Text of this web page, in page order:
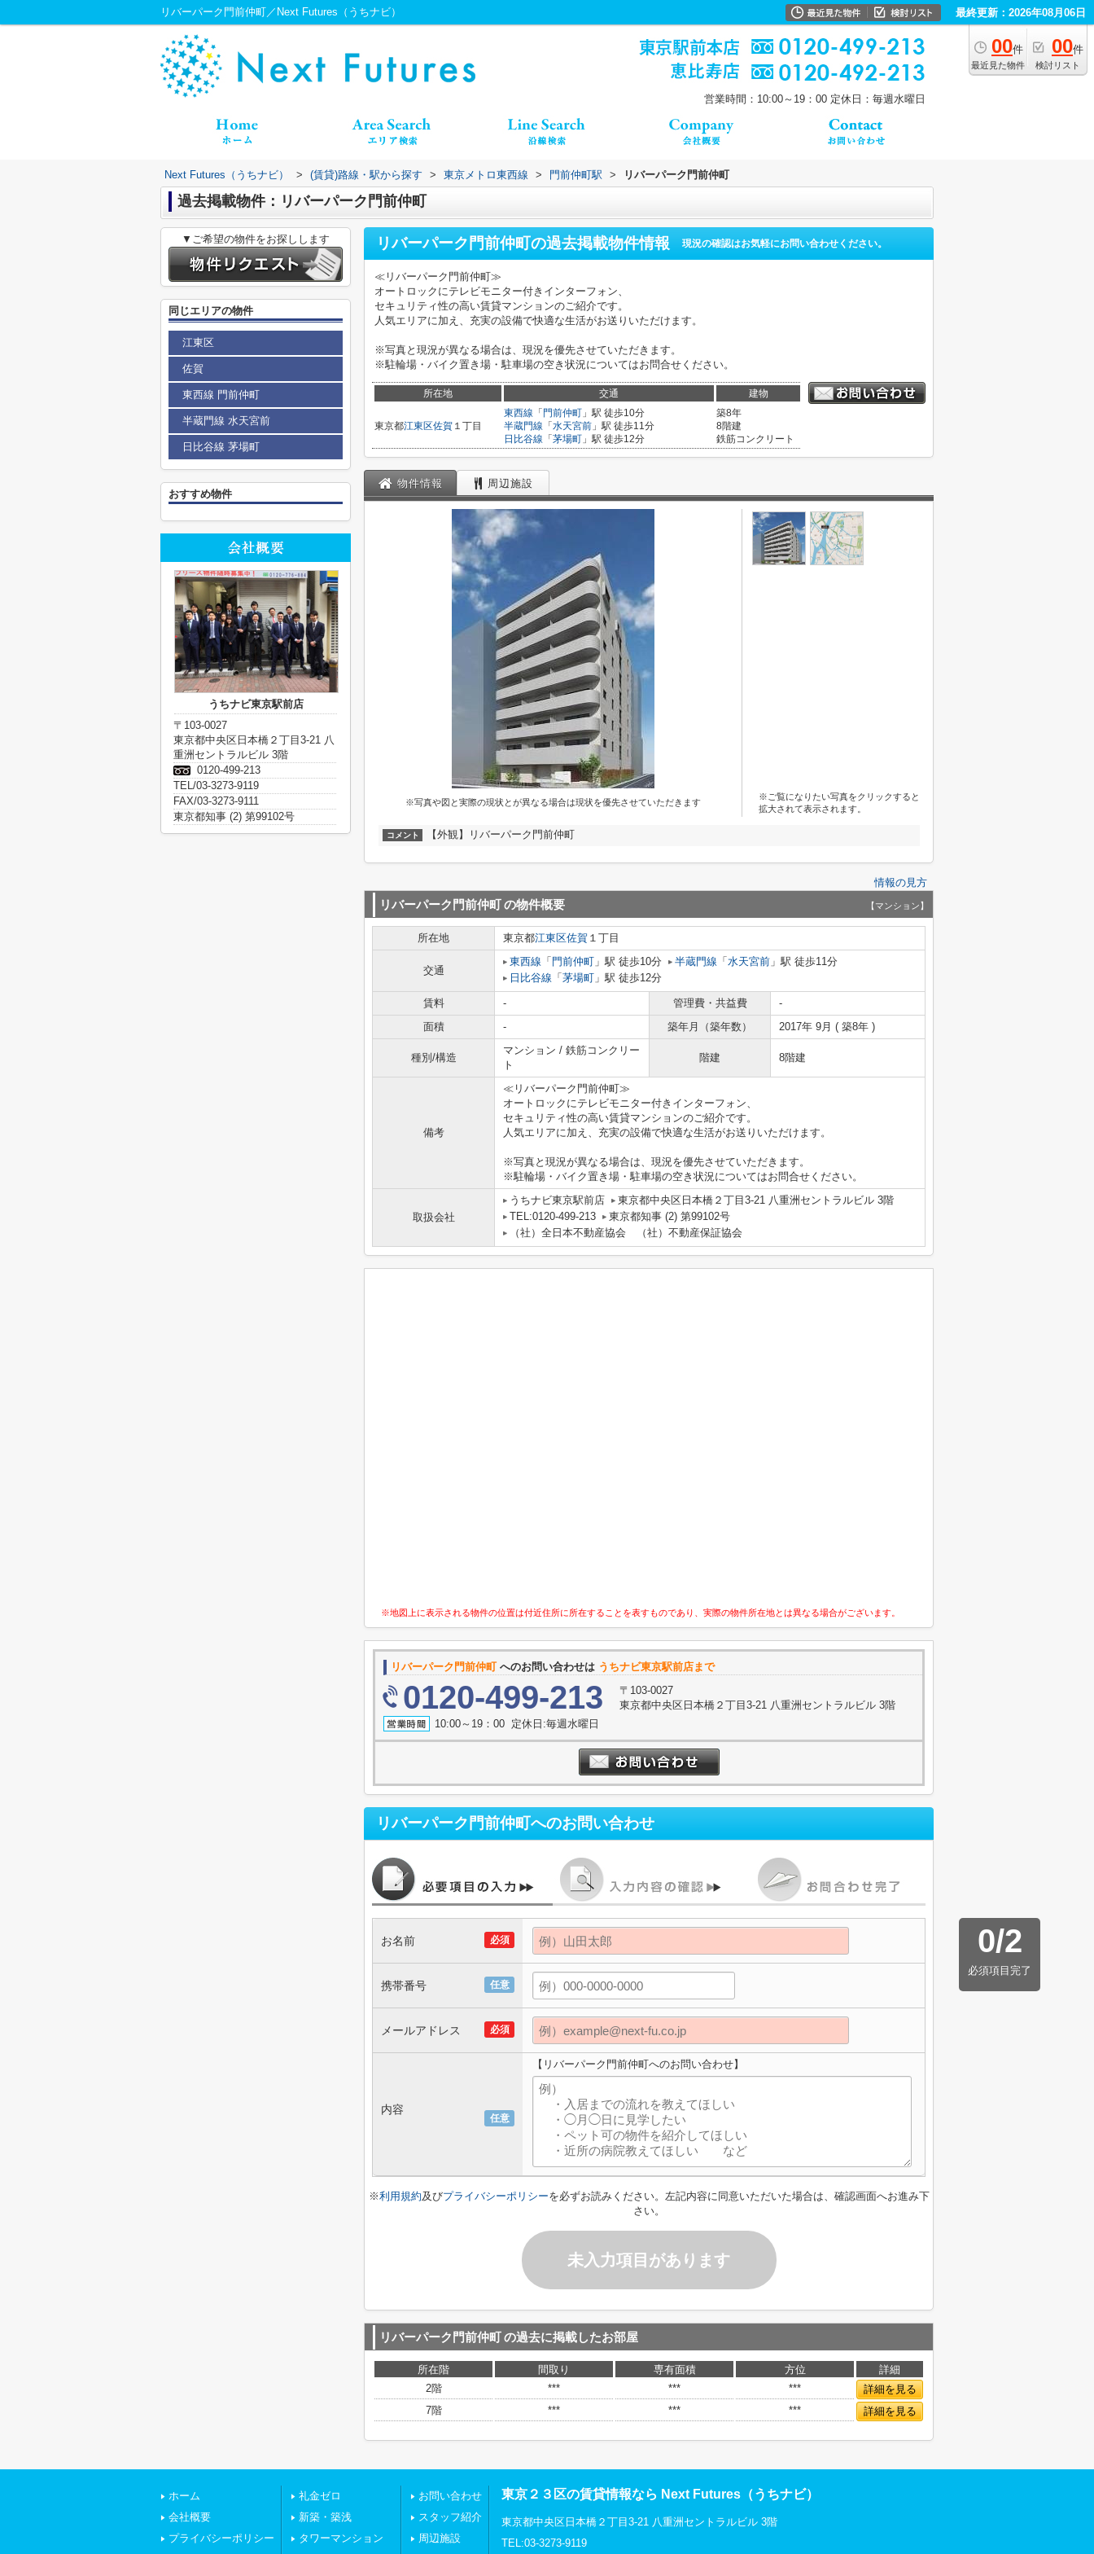
リバーパーク門前仲町／Next Futures（うちナビ） 最終更新：2026年08月06日
00件
最近見た物件
00件
検討リスト
営業時間：10:00～19：00 定休日：毎週水曜日
Next Futures（うちナビ） > (賃貸)路線・駅から探す > 東京メトロ東西線 > 門前仲町駅 > リバーパーク門前仲町
過去掲載物件：リバーパーク門前仲町
リバーパーク門前仲町の過去掲載物件情報 現況の確認はお気軽にお問い合わせください。
≪リバーパーク門前仲町≫
オートロックにテレビモニター付きインターフォン、
セキュリティ性の高い賃貸マンションのご紹介です。
人気エリアに加え、充実の設備で快適な生活がお送りいただけます。
※写真と現況が異なる場合は、現況を優先させていただきます。
※駐輪場・バイク置き場・駐車場の空き状況についてはお問合せください。
所在地 交通 建物
東京都江東区佐賀 １丁目
東西線 「 門前仲町 」駅 徒歩10分
半蔵門線 「 水天宮前 」駅 徒歩11分
日比谷線 「 茅場町 」駅 徒歩12分
築8年
8階建
鉄筋コンクリート
物件情報 周辺施設
※写真や図と実際の現状とが異なる場合は現状を優先させていただきます
※ご覧になりたい写真をクリックすると
拡大されて表示されます。
コメント 【外観】リバーパーク門前仲町
情報の見方
リバーパーク門前仲町の物件概要 【マンション】
所在地 東京都江東区佐賀 １丁目
交通
東西線 「 門前仲町 」駅 徒歩10分 半蔵門線 「 水天宮前 」駅 徒歩11分
日比谷線 「 茅場町 」駅 徒歩12分
賃料 - 管理費・共益費
-
面積
- 築年月（築年数） 2017年 9月 ( 築8年 )
種別/構造
マンション / 鉄筋コンクリー
ト
階建 8階建
備考
≪リバーパーク門前仲町≫
オートロックにテレビモニター付きインターフォン、
セキュリティ性の高い賃貸マンションのご紹介です。
人気エリアに加え、充実の設備で快適な生活がお送りいただけます。
※写真と現況が異なる場合は、現況を優先させていただきます。
※駐輪場・バイク置き場・駐車場の空き状況についてはお問合せください。
取扱会社
うちナビ東京駅前店
東京都中央区日本橋２丁目3-21 八重洲セントラルビル 3階
TEL:0120-499-213
東京都知事 (2) 第99102号
（社）全日本不動産協会 （社）不動産保証協会
※地図上に表示される物件の位置は付近住所に所在することを表すものであり、実際の物件所在地とは異なる場合がございます。
リバーパーク門前仲町へのお問い合わせは うちナビ東京駅前店まで
0120-499-213
〒103-0027
東京都中央区日本橋２丁目3-21 八重洲セントラルビル 3階
10:00～19：00 定休日:毎週水曜日
リバーパーク門前仲町へのお問い合わせ
0/2
必須項目完了
必須
お名前
任意
携帯番号
必須
メールアドレス
任意
内容
【リバーパーク門前仲町へのお問い合わせ】
※利用規約及びプライバシーポリシーを必ずお読みください。左記内容に同意いただいた場合は、確認画面へお進み下
さい。
未入力項目があります
リバーパーク門前仲町の過去に掲載したお部屋
所在階 間取り 専有面積 方位
詳細
2階
*** *** ***
詳細を見る
7階
*** *** *** 詳細を見る
▼ご希望の物件をお探しします
同じエリアの物件
江東区
佐賀
東西線 門前仲町
半蔵門線 水天宮前
日比谷線 茅場町
おすすめ物件
うちナビ東京駅前店
〒103-0027
東京都中央区日本橋２丁目3-21 八
重洲セントラルビル 3階
0120-499-213
TEL/03-3273-9119
FAX/03-3273-9111
東京都知事 (2) 第99102号
ホーム
会社概要
プライバシーポリシー
礼金ゼロ
新築・築浅
タワーマンション
お問い合わせ
スタッフ紹介
周辺施設
東京２３区の賃貸情報なら Next Futures（うちナビ）
東京都中央区日本橋２丁目3-21 八重洲セントラルビル 3階
TEL:03-3273-9119